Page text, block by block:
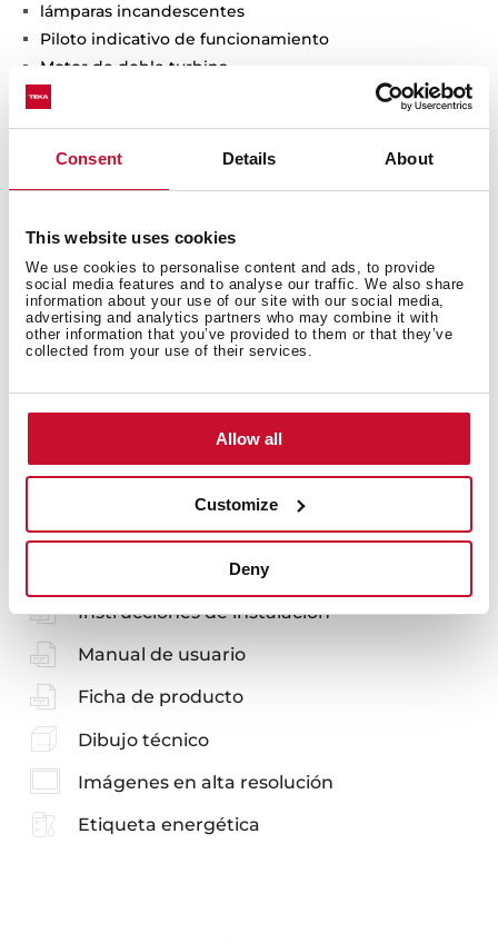
Consent Details About
This website uses cookies
We use cookies to personalise content and ads, to provide
social media features and to analyse our traffic. We also share
information about your use of our site with our social media,
advertising and analytics partners who may combine it with
other information that you’ve provided to them or that they’ve
collected from your use of their services.
Allow all
Customize
Deny
lámparas incandescentes
Piloto indicativo de funcionamiento
Motor de doble turbina
Capacidades de extracción(*): min.141 m3/h - máx.375
m3/h
Kit de recirculación incluido
Voltaje 110v - 50/60hz
Medidas generales
También te puede interesar
Instrucciones de instalación
Manual de usuario
Ficha de producto
Dibujo técnico
Imágenes en alta resolución
Etiqueta energética